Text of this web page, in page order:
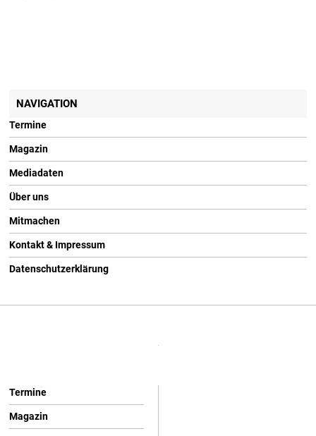
NAVIGATION
Termine
Magazin
Mediadaten
Über uns
Mitmachen
Kontakt & Impressum
Datenschutzerklärung
Termine
Magazin